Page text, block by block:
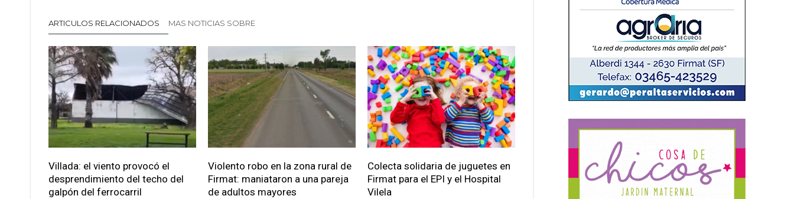
ARTICULOS RELACIONADOS MAS NOTICIAS SOBRE
Villada: el viento provocó el
desprendimiento del techo del
galpón del ferrocarril
Violento robo en la zona rural de
Firmat: maniataron a una pareja
de adultos mayores
Colecta solidaria de juguetes en
Firmat para el EPI y el Hospital
Vilela